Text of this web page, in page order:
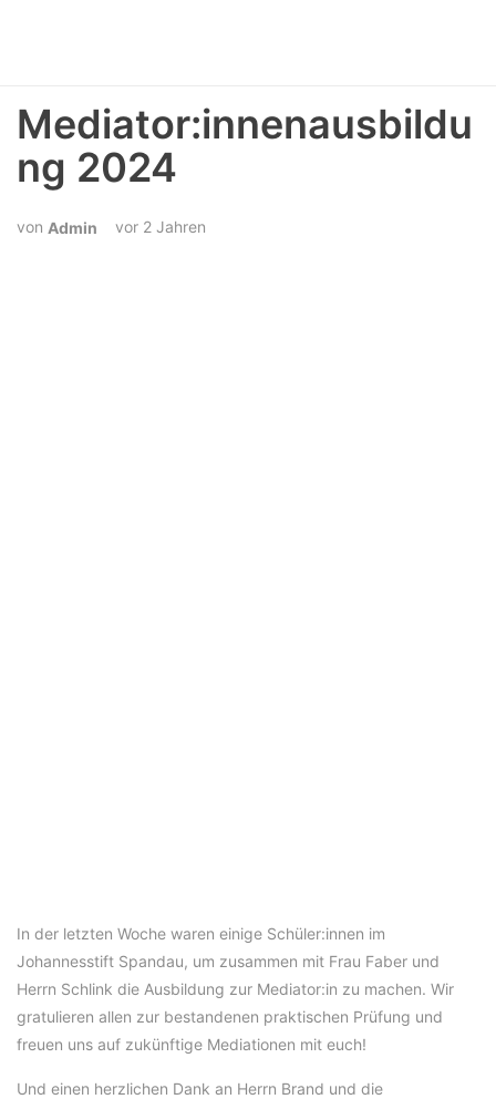
Mediator:innenausbildu
ng 2024
Admin vor 2 Jahren
In der letzten Woche waren einige Schüler:innen im
Johannesstift Spandau, um zusammen mit Frau Faber und
Herrn Schlink die Ausbildung zur Mediator:in zu machen. Wir
gratulieren allen zur bestandenen praktischen Prüfung und
freuen uns auf zukünftige Mediationen mit euch!
Und einen herzlichen Dank an Herrn Brand und die